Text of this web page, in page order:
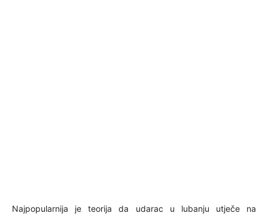
Najpopularnija je teorija da udarac u lubanju utječe na